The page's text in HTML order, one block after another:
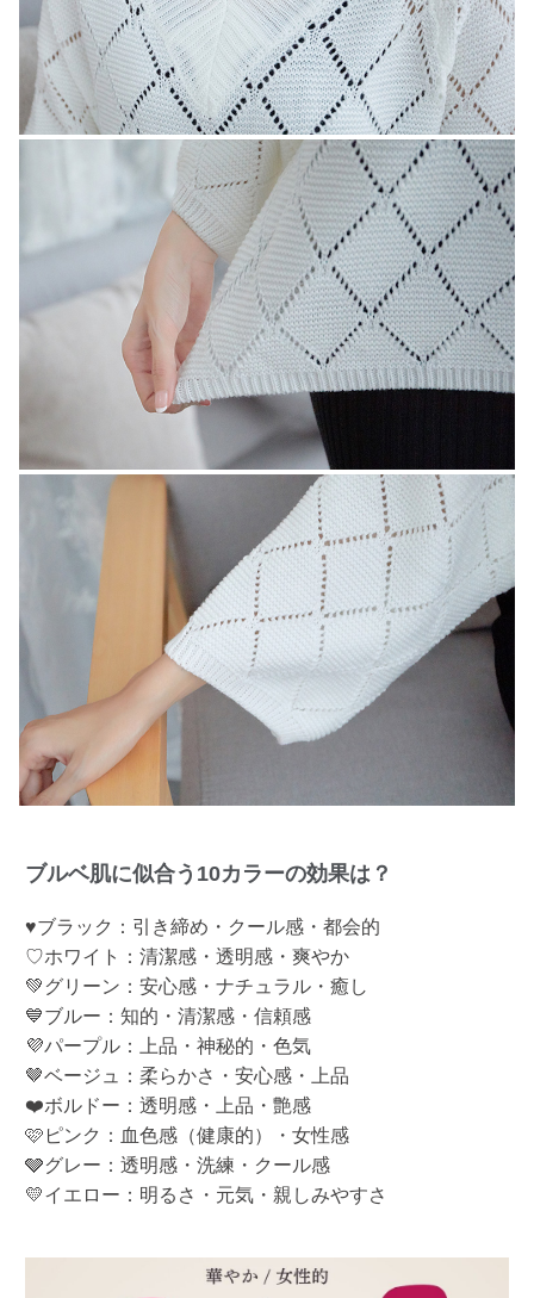
ブルベ肌に似合う10カラーの効果は？
♥ブラック：引き締め・クール感・都会的
♡ホワイト：清潔感・透明感・爽やか
💚グリーン：安心感・ナチュラル・癒し
💙ブルー：知的・清潔感・信頼感
💜パープル：上品・神秘的・色気
🤎ベージュ：柔らかさ・安心感・上品
❤️ボルドー：透明感・上品・艶感
🩷ピンク：血色感（健康的）・女性感
🩶グレー：透明感・洗練・クール感
💛イエロー：明るさ・元気・親しみやすさ